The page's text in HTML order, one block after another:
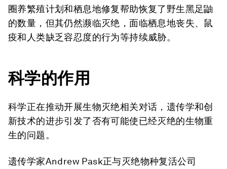
圈养繁殖计划和栖息地修复帮助恢复了野生黑足鼬
的数量，但其仍然濒临灭绝，面临栖息地丧失、鼠
疫和人类缺乏容忍度的行为等持续威胁。
科学的作用
科学正在推动开展生物灭绝相关对话，遗传学和创
新技术的进步引发了否有可能使已经灭绝的生物重
生的问题。
遗传学家Andrew Pask正与灭绝物种复活公司